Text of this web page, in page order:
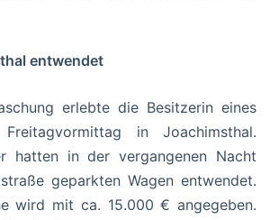
entwendet
erlebte die Besitzerin eines
in Joachimsthal.
hatten in der vergangenen Nacht
geparkten Wagen entwendet.
wird mit ca. 15.000 € angegeben.